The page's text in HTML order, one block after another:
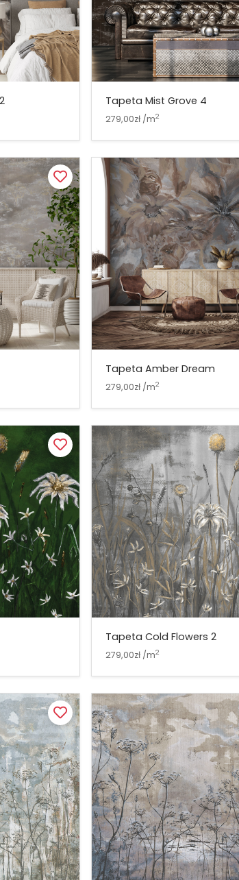
Tapeta Mist Grove 4
279,00zł /m2
Tapeta Amber Dream
279,00zł /m2
Tapeta Cold Flowers 2
279,00zł /m2